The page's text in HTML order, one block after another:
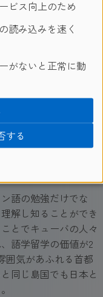
シュプラッハカ
語の勉強だけでな
解し知ることができ
とでキューバの人々
語学留学の価値が2
囲気があふれる首都
同じ島国でも日本と
ビス向上のため
読み込みを速く
がないと正常に動
する